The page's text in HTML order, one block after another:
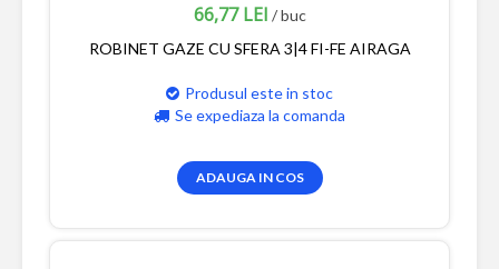
66,77 LEI / buc
ROBINET GAZE CU SFERA 3|4 FI-FE AIRAGA
Produsul este in stoc
Se expediaza la comanda
ADAUGA IN COS